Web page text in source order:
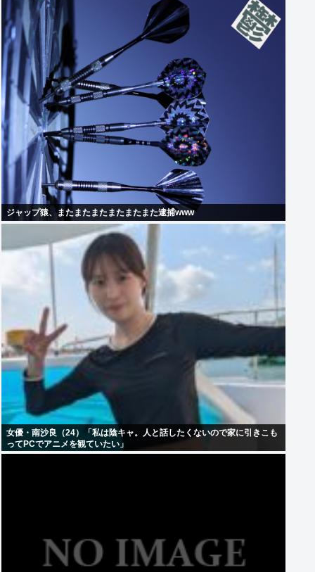
ジャップ猿、またまたまたまたまたまた逮捕www
女優・南沙良（24）「私は陰キャ。人と話したくないので家に引きこも
ってPCでアニメを観ていたい」